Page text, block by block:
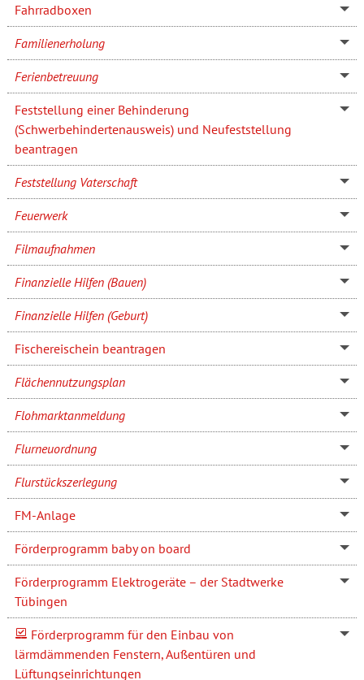
Fahrradboxen
Familienerholung
Ferienbetreuung
Feststellung einer Behinderung
(Schwerbehindertenausweis) und Neufeststellung
beantragen
Feststellung Vaterschaft
Feuerwerk
Filmaufnahmen
Finanzielle Hilfen (Bauen)
Finanzielle Hilfen (Geburt)
Fischereischein beantragen
Flächennutzungsplan
Flohmarktanmeldung
Flurneuordnung
Flurstückszerlegung
FM-Anlage
Förderprogramm baby on board
Förderprogramm Elektrogeräte – der Stadtwerke
Tübingen
Förderprogramm für den Einbau von
lärmdämmenden Fenstern, Außentüren und
Lüftungseinrichtungen